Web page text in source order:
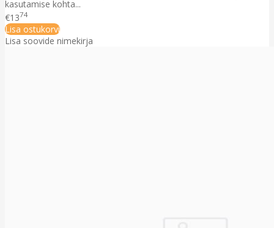
kasutamise kohta...
€1374
Lisa ostukorvi
Lisa soovide nimekirja